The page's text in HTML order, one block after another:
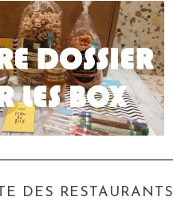
DES RESTAURANTS